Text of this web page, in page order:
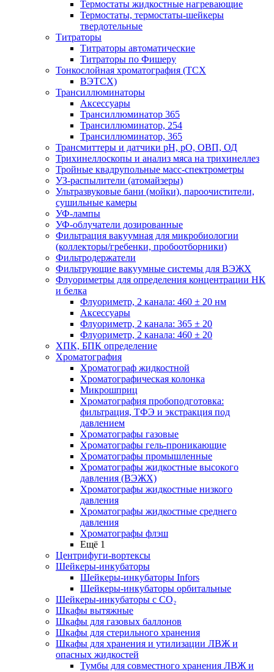
Термостаты жидкостные нагревающие
Термостаты, термостаты-шейкеры
твердотельные
Титраторы
Титраторы автоматические
Титраторы по Фишеру
Тонкослойная хроматография (ТСХ
ВЭТСХ)
Трансиллюминаторы
Аксессуары
Трансиллюминатор 365
Трансиллюминатор, 254
Трансиллюминатор, 365
Трансмиттеры и датчики рН, рО, ОВП, ОД
Трихинеллоскопы и анализ мяса на трихинеллез
Тройные квадрупольные масс-спектрометры
УЗ-распылители (атомайзеры)
Ультразвуковые бани (мойки), пароочистители,
сушильные камеры
УФ-лампы
УФ-облучатели дозированные
Фильтрация вакуумная для микробиологии
(коллекторы/гребенки, пробоотборники)
Фильтродержатели
Фильтрующие вакуумные системы для ВЭЖХ
Флуориметры для определения концентрации НК
и белка
Флуориметр, 2 канала: 460 ± 20 нм
Аксессуары
Флуориметр, 2 канала: 365 ± 20
Флуориметр, 2 канала: 460 ± 20
ХПК, БПК определение
Хроматография
Хроматограф жидкостной
Хроматографическая колонка
Микрошприц
Хроматография пробоподготовка:
фильтрация, ТФЭ и экстракция под
давлением
Хроматографы газовые
Хроматографы гель-проникающие
Хроматографы промышленные
Хроматографы жидкостные высокого
давления (ВЭЖХ)
Хроматографы жидкостные низкого
давления
Хроматографы жидкостные среднего
давления
Хроматографы флэш
Ещё 1
Центрифуги-вортексы
Шейкеры-инкубаторы
Шейкеры-инкубаторы Infors
Шейкеры-инкубаторы орбитальные
Шейкеры-инкубаторы с CО₂
Шкафы вытяжные
Шкафы для газовых баллонов
Шкафы для стерильного хранения
Шкафы для хранения и утилизации ЛВЖ и
опасных жидкостей
Тумбы для совместного хранения ЛВЖ и